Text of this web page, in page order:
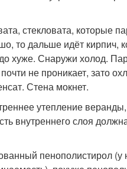
стекловата, которые
то дальше идёт кирпич,
хуже. Снаружи холод.
не проникает, зато
Стена мокнет.
утепление
внутреннего слоя
пенополистирол (у